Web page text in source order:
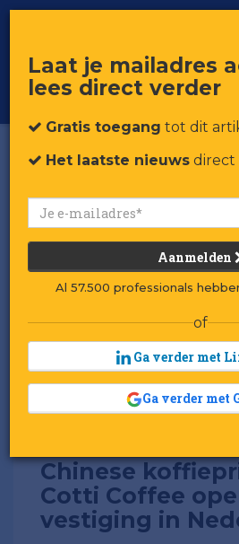
Voor professionals in retail & brands
Chinese
Cotti Coffee
vestiging in
Laat je mailadres
lees direct verder
Gratis toegang tot dit
Het laatste nieuws direct
Aanmelden
Al 57.500 professionals
of
Ga verder met
Ga verder met